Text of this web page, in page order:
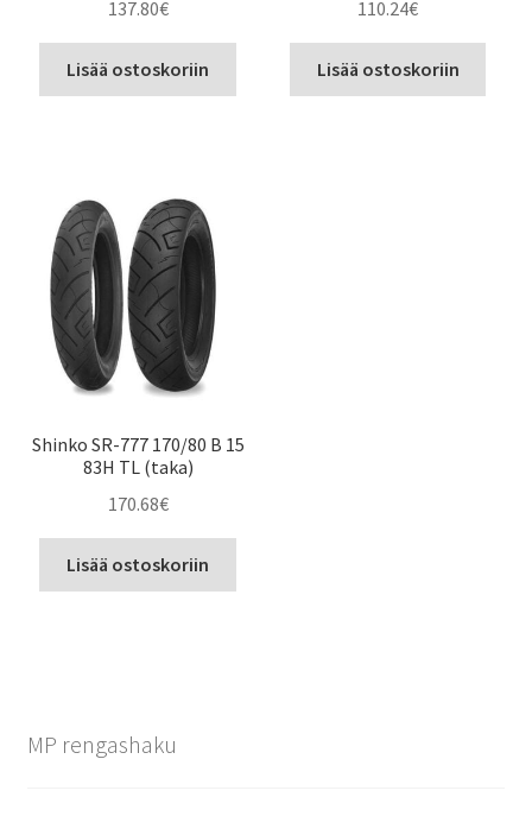
137.80€
Lisää ostoskoriin
110.24€
Lisää ostoskoriin
Shinko SR-777 170/80 B 15
83H TL (taka)
170.68€
Lisää ostoskoriin
MP rengashaku